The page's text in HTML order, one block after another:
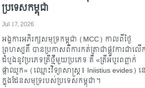
ប្រទេសកម្ពុជា
Jul 17, 2026
អង្គការអភិរក្សសមុទ្រកម្ពុជា (MCC) កាលពីថ្ងៃ
ព្រហស្បតិ៍ បានប្រកាសពីការកត់ត្រាជាផ្លូវការជាលើ
ដំបូងនូវប្រភេទត្រីថ្មីមួយប្រភេទ គឺ «ត្រីអំបូរពព្លាក់
ផ្កាឈូក» (ឈ្មោះវិទ្យាសាស្ត្រ៖ Iniistius evides)
ក្នុងដែនសមុទ្ររបស់ប្រទេសកម្ពុជា។